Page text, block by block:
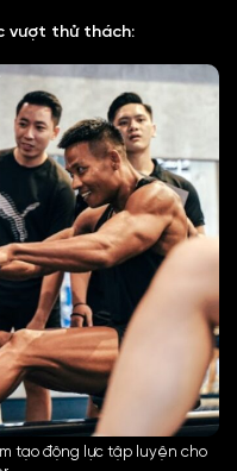
vượt thử thách:
tạo động lực tập luyện cho